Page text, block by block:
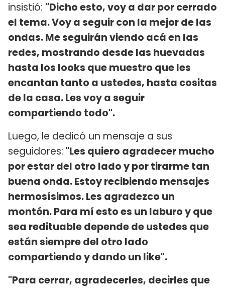
insistió: "Dicho esto, voy a dar por cerrado
el tema. Voy a seguir con la mejor de las
ondas. Me seguirán viendo acá en las
redes, mostrando desde las huevadas
hasta los looks que muestro que les
encantan tanto a ustedes, hasta cositas
de la casa. Les voy a seguir
compartiendo todo".
Luego, le dedicó un mensaje a sus
seguidores: "Les quiero agradecer mucho
por estar del otro lado y por tirarme tan
buena onda. Estoy recibiendo mensajes
hermosísimos. Les agradezco un
montón. Para mí esto es un laburo y que
sea redituable depende de ustedes que
están siempre del otro lado
compartiendo y dando un like".
"Para cerrar, agradecerles, decirles que